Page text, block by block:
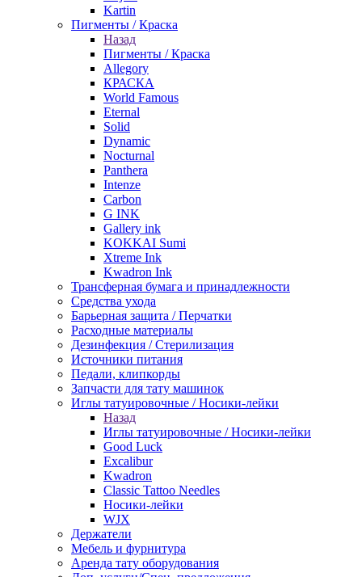
Kartin
Пигменты / Краска
Назад
Пигменты / Краска
Allegory
КРАСКА
World Famous
Eternal
Solid
Dynamic
Nocturnal
Panthera
Intenze
Carbon
G INK
Gallery ink
KOKKAI Sumi
Xtreme Ink
Kwadron Ink
Трансферная бумага и принадлежности
Средства ухода
Барьерная защита / Перчатки
Расходные материалы
Дезинфекция / Стерилизация
Источники питания
Педали, клипкорды
Запчасти для тату машинок
Иглы татуировочные / Носики-лейки
Назад
Иглы татуировочные / Носики-лейки
Good Luck
Excalibur
Kwadron
Classic Tattoo Needles
Носики-лейки
WJX
Держатели
Мебель и фурнитура
Аренда тату оборудования